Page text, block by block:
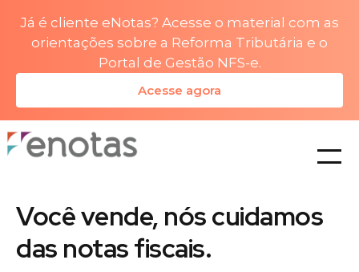
Já é cliente eNotas? Acesse o material com as
orientações sobre a Reforma Tributária e o
Portal de Gestão NFS-e.
Acesse agora
planos
Você vende, nós cuidamos
das notas fiscais.